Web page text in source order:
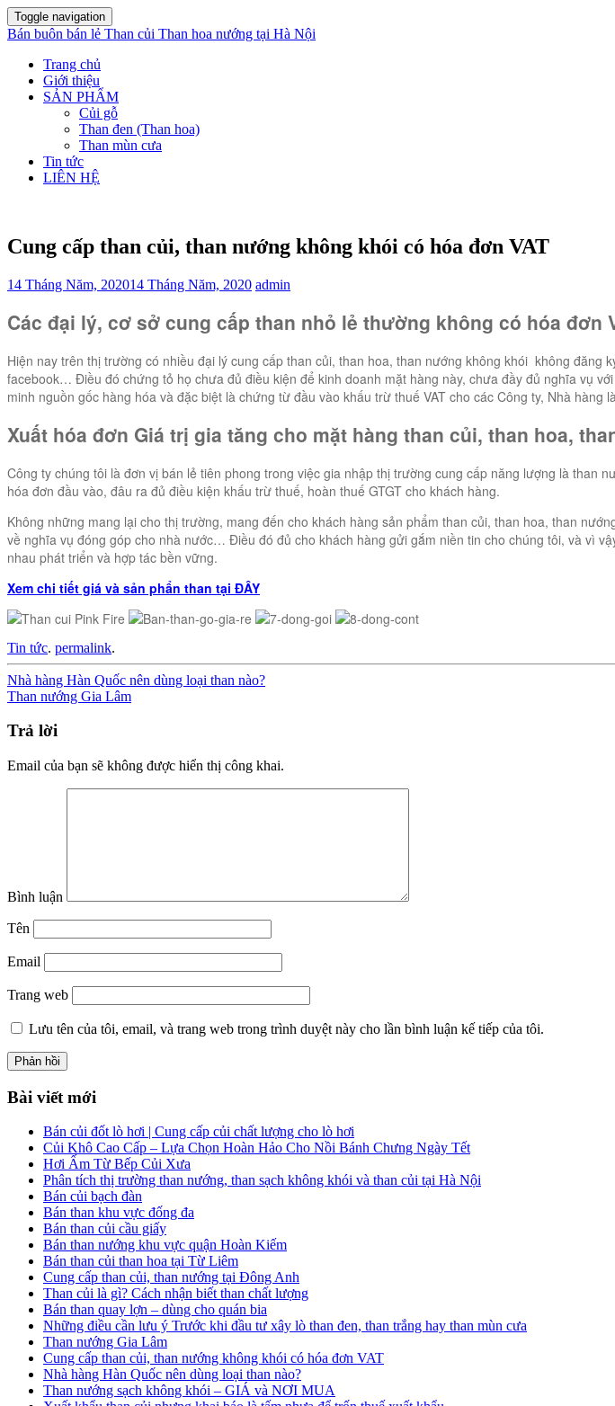
Toggle navigation
Bán buôn bán lẻ Than củi Than hoa nướng tại Hà Nội
Trang chủ
Giới thiệu
SẢN PHẨM
Củi gỗ
Than đen (Than hoa)
Than mùn cưa
Tin tức
LIÊN HỆ
Cung cấp than củi, than nướng không khói có hóa đơn VAT
14 Tháng Năm, 202014 Tháng Năm, 2020 admin
Các đại lý, cơ sở cung cấp than nhỏ lẻ thường không có hóa đơn
Hiện nay trên thị trường có nhiều đại lý cung cấp than củi, than hoa, than nướng không khói không
facebook… Điều đó chứng tỏ họ chưa đủ điều kiện để kinh doanh mặt hàng này, chưa đầy đủ nghĩa vụ
minh nguồn gốc hàng hóa và đặc biệt là chứng từ đầu vào khấu trừ thuế VAT cho các Công ty, Nhà hàng
Xuất hóa đơn Giá trị gia tăng cho mặt hàng than củi, than hoa,
Công ty chúng tôi là đơn vị bán lẻ tiên phong trong việc gia nhập thị trường cung cấp năng lượng là than
hóa đơn đầu vào, đâu ra đủ điều kiện khấu trừ thuế, hoàn thuế GTGT cho khách hàng.
Không những mang lại cho thị trường, mang đến cho khách hàng sản phẩm than củi, than hoa, than
về nghĩa vụ đóng góp cho nhà nước… Điều đó đủ cho khách hàng gửi gắm niền tin cho chúng tôi, và vì
nhau phát triển và hợp tác bền vững.
Xem chi tiết giá và sản phẩn than tại ĐÂY
Tin tức. permalink.
Post
navigation
Nhà hàng Hàn Quốc nên dùng loại than nào?
Than nướng Gia Lâm
Trả lời
Email của bạn sẽ không được hiển thị công khai.
Bình luận
Tên
Email
Trang web
Lưu tên của tôi, email, và trang web trong trình duyệt này cho lần bình luận kế tiếp của tôi.
Bài viết mới
Bán củi đốt lò hơi | Cung cấp củi chất lượng cho lò hơi
Củi Khô Cao Cấp – Lựa Chọn Hoàn Hảo Cho Nồi Bánh Chưng Ngày Tết
Hơi Ấm Từ Bếp Củi Xưa
Phân tích thị trường than nướng, than sạch không khói và than củi tại Hà Nội
Bán củi bạch đàn
Bán than khu vực đống đa
Bán than củi cầu giấy
Bán than nướng khu vực quận Hoàn Kiếm
Bán than củi than hoa tại Từ Liêm
Cung cấp than củi, than nướng tại Đông Anh
Than củi là gì? Cách nhận biết than chất lượng
Bán than quay lợn – dùng cho quán bia
Những điều cần lưu ý Trước khi đầu tư xây lò than đen, than trắng hay than mùn cưa
Than nướng Gia Lâm
Cung cấp than củi, than nướng không khói có hóa đơn VAT
Nhà hàng Hàn Quốc nên dùng loại than nào?
Than nướng sạch không khói – GIÁ và NƠI MUA